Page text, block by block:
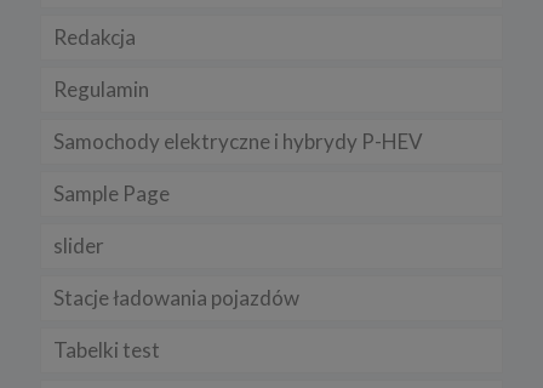
Redakcja
Regulamin
Samochody elektryczne i hybrydy P-HEV
Sample Page
slider
Stacje ładowania pojazdów
Tabelki test